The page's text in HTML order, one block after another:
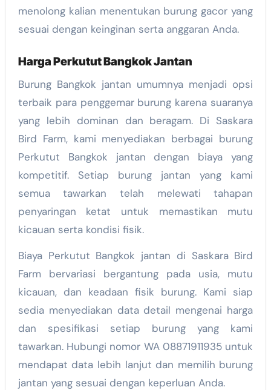
menolong kalian menentukan burung gacor yang
sesuai dengan keinginan serta anggaran Anda.
Harga Perkutut Bangkok Jantan
Burung Bangkok jantan umumnya menjadi opsi
terbaik para penggemar burung karena suaranya
yang lebih dominan dan beragam. Di Saskara
Bird Farm, kami menyediakan berbagai burung
Perkutut Bangkok jantan dengan biaya yang
kompetitif. Setiap burung jantan yang kami
semua tawarkan telah melewati tahapan
penyaringan ketat untuk memastikan mutu
kicauan serta kondisi fisik.
Biaya Perkutut Bangkok jantan di Saskara Bird
Farm bervariasi bergantung pada usia, mutu
kicauan, dan keadaan fisik burung. Kami siap
sedia menyediakan data detail mengenai harga
dan spesifikasi setiap burung yang kami
tawarkan. Hubungi nomor WA 08871911935 untuk
mendapat data lebih lanjut dan memilih burung
jantan yang sesuai dengan keperluan Anda.